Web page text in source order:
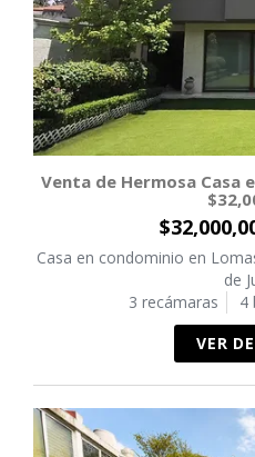
Venta de Hermosa Casa
Casa en condominio en
de
3 recámaras
4
VER